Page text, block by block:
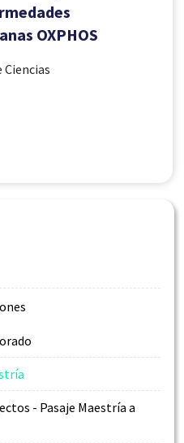
OXPHOS
- Pasaje Maestría a